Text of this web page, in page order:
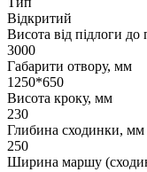
Відкритий
Висота від підлоги до
3000
Габарити отвору, мм
1250*650
Висота кроку, мм
230
Глибина сходинки, мм
250
Ширина маршу